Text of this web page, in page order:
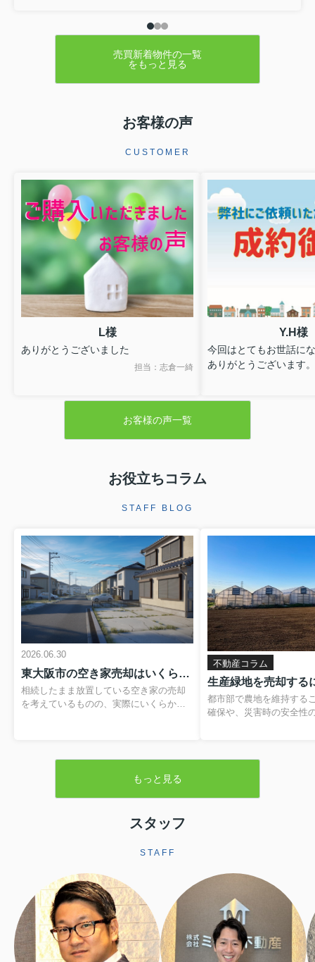
売買新着物件の一覧
をもっと見る
お客様の声
CUSTOMER
L様
ありがとうございました
担当：志倉一綺
Y.H様
今回はとてもお世話に
ありがとうございます。
お客様の声一覧
お役立ちコラム
STAFF BLOG
2026.06.30
東大阪市の空き家売却はいくらかかる？費用や税金の内訳と負担を抑える方法
相続したまま放置している空き家の売却
を考えているものの、実際にいくらかか
重なると、最終的に手元に残る金額のイ
譲渡所得税や住民税といった税金、空き
家の譲渡所得の3,000万円特別控除といっ
ておくことが大切です。この記事では、
やすい費用や税金の基本から、解体費補
法まで、順を追って分かりやすく解説し
ます。読み進めていただくことで、おお
よその手取り額の考...
不動産コラム
都市部で農地を維持する
確保や、災害時の安全性
ことで、農業以外の用途
されますが、その一方で
地並みの評価となり、税
ます。また、相続税に...
もっと見る
スタッフ
STAFF